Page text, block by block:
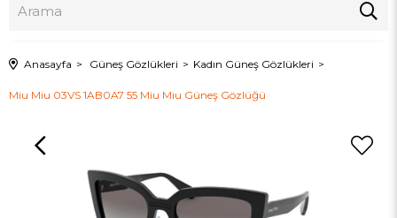
Anasayfa Güneş Gözlükleri Kadın Güneş Gözlükleri
Miu Miu 03VS 1AB0A7 55 Miu Miu Güneş Gözlüğü